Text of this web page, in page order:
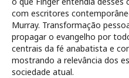
com escritores
Murray. Transformação
propagar o evangelho por
centrais da fé anabatista e
mostrando a relevância dos
sociedade atual.